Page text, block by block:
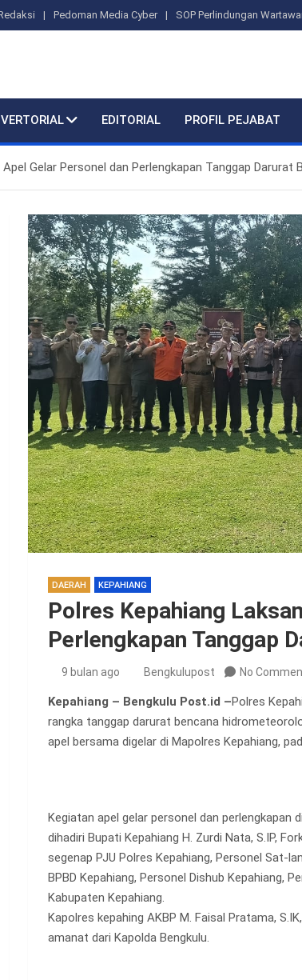
Pedoman Media Cyber SOP Perlindungan
EDITORIAL PROFIL PEJABAT
Gelar Personel dan Perlengkapan Tanggap Darurat
DAERAH KEPAHIANG
Polres Kepahiang
Perlengkapan Tanggap
9 bulan ago Bengkulupost No
Kepahiang – Bengkulu Post.id –Polres
rangka tanggap darurat bencana
apel bersama digelar di Mapolres Kepahiang,
Kegiatan apel gelar personel dan perlengkapan
dihadiri Bupati Kepahiang H. Zurdi Nata, S.IP,
segenap PJU Polres Kepahiang, Personel Sat-
BPBD Kepahiang, Personel Dishub Kepahiang,
Kabupaten Kepahiang.
Kapolres kepahing AKBP M. Faisal Pratama,
amanat dari Kapolda Bengkulu.